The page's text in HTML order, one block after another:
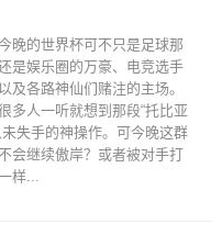
晚的世界杯可不只是足球那
是娱乐圈的万豪、电竞选手
及各路神仙们赌注的主场。
多人一听就想到那段“托比亚
未失手的神操作。可今晚这群
会继续傲岸？或者被对手打
样...